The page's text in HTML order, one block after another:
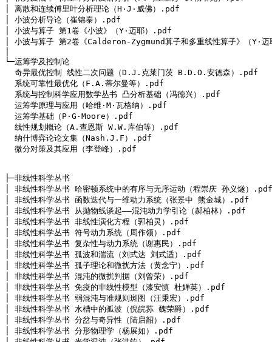
│ 离散和连续傅里叶分析理论（H·J·威佛）.pdf
│ 小波分析导论（崔锦泰）.pdf
│ 小波与算子 第1卷《小波》（Y·迈耶）.pdf
│ 小波与算子 第2卷《Calderon-Zygmund算子和多重线性算子》（Y·
└─运筹学及控制论
  奇异最优控制 线性二次问题（D.J.克莱门茨 B.D.O.安德森）.pdf
  系统可靠性最优化（F.A.蒂尔曼等）.pdf
  系统与控制科学应用数学丛书 凸分析基础（冯德兴）.pdf
  运筹学原理与应用（哈维·M·瓦格纳）.pdf
  运筹学基础（P·G·Moore）.pdf
  线性规划概论（A.查恩斯 W.W.库伯等）.pdf
  纳什博弈论论文集（Nash.J.F）.pdf
  微分对策及其应用（李登峰）.pdf
├─非线性科学丛书
│ 非线性科学丛书 哈密顿系统中的有序与无序运动（程崇庆 孙义燧）.pdf
│ 非线性科学丛书 函数迭代与一维动力系统（张景中 熊金城）.pdf
│ 非线性科学丛书 从抛物线谈起——混沌动力学引论（郝柏林）.pdf
│ 非线性科学丛书 非线性演化方程（郭柏灵）.pdf
│ 非线性科学丛书 符号动力系统（周作领）.pdf
│ 非线性科学丛书 复杂性与动力系统（谢惠民）.pdf
│ 非线性科学丛书 孤波和湍流（刘式达 刘式适）.pdf
│ 非线性科学丛书 孤子理论和微扰方法（黄念宁）.pdf
│ 非线性科学丛书 混沌的微扰判据（刘曾荣）.pdf
│ 非线性科学丛书 免疫的非线性模型（漆安慎 杜婵英）.pdf
│ 非线性科学丛书 弱混沌与准规则斑图（汪秉宏）.pdf
│ 非线性科学丛书 水槽中的孤波（倪皖荪 魏荣爵）.pdf
│ 非线性科学丛书 分岔与奇异性（陆启韶）.pdf
│ 非线性科学丛书 分形物理学（杨展如）.pdf